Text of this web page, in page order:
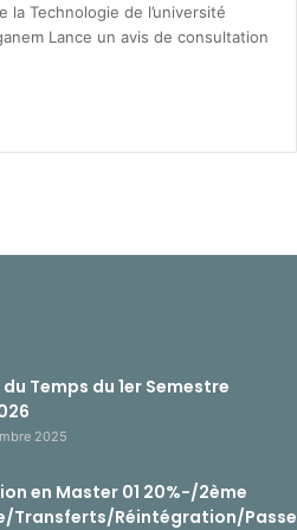
la Technologie de l’université
Lance un avis de consultation
Temps du 1er Semestre
2025
en Master 01 20%-/2ème
Transferts/Réintégration/